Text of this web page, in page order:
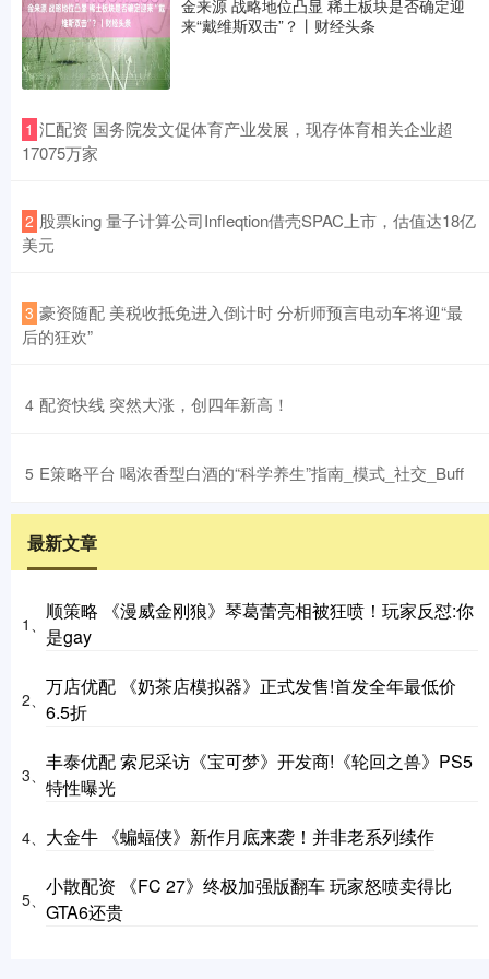
金来源 战略地位凸显 稀土板块是否确定迎
来“戴维斯双击”？丨财经头条
1 ​汇配资 国务院发文促体育产业发展，现存体育相关企业超
17075万家
2 ​股票king 量子计算公司Infleqtion借壳SPAC上市，估值达18亿
美元
3 ​豪资随配 美税收抵免进入倒计时 分析师预言电动车将迎“最
后的狂欢”
4 ​配资快线 突然大涨，创四年新高！
5 ​E策略平台 喝浓香型白酒的“科学养生”指南_模式_社交_Buff
最新文章
1、
顺策略 《漫威金刚狼》琴葛蕾亮相被狂喷！玩家反怼:你
是gay
2、
万店优配 《奶茶店模拟器》正式发售!首发全年最低价
6.5折
3、
丰泰优配 索尼采访《宝可梦》开发商!《轮回之兽》PS5
特性曝光
4、 大金牛 《蝙蝠侠》新作月底来袭！并非老系列续作
5、
小散配资 《FC 27》终极加强版翻车 玩家怒喷卖得比
GTA6还贵